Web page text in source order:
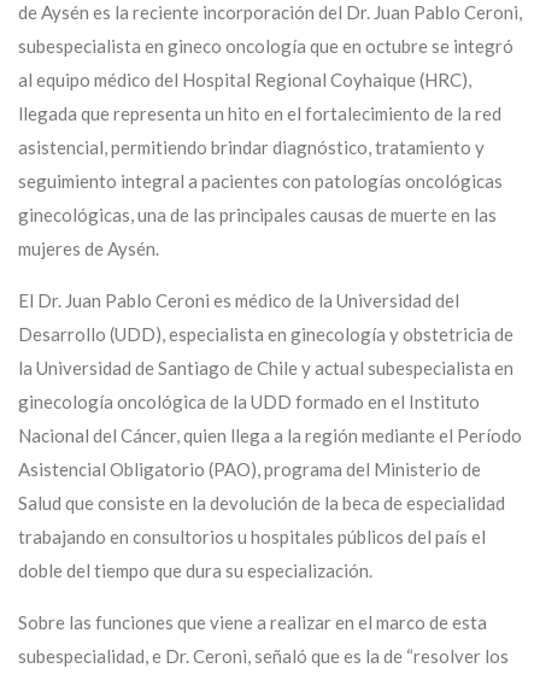
de Aysén es la reciente incorporación del Dr. Juan Pablo Ceroni,
subespecialista en gineco oncología que en octubre se integró
al equipo médico del Hospital Regional Coyhaique (HRC),
llegada que representa un hito en el fortalecimiento de la red
asistencial, permitiendo brindar diagnóstico, tratamiento y
seguimiento integral a pacientes con patologías oncológicas
ginecológicas, una de las principales causas de muerte en las
mujeres de Aysén.
El Dr. Juan Pablo Ceroni es médico de la Universidad del
Desarrollo (UDD), especialista en ginecología y obstetricia de
la Universidad de Santiago de Chile y actual subespecialista en
ginecología oncológica de la UDD formado en el Instituto
Nacional del Cáncer, quien llega a la región mediante el Período
Asistencial Obligatorio (PAO), programa del Ministerio de
Salud que consiste en la devolución de la beca de especialidad
trabajando en consultorios u hospitales públicos del país el
doble del tiempo que dura su especialización.
Sobre las funciones que viene a realizar en el marco de esta
subespecialidad, e Dr. Ceroni, señaló que es la de “resolver los